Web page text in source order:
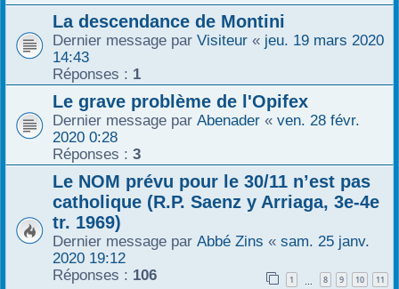
La descendance de Montini
Dernier message par Visiteur « jeu. 19 mars 2020
14:43
Réponses : 1
Le grave problème de l'Opifex
Dernier message par Abenader « ven. 28 févr.
2020 0:28
Réponses : 3
Le NOM prévu pour le 30/11 n’est pas
catholique (R.P. Saenz y Arriaga, 3e-4e
tr. 1969)
Dernier message par Abbé Zins « sam. 25 janv.
2020 19:12
Réponses : 106 1 8 9 10 11